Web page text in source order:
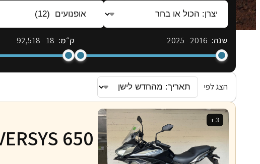
יצרן:
הכול
בחר
סוג
בחר
שנה: 2016
-
2025 ק״מ: 18
-
92,518
הצג לפי
3 +
650